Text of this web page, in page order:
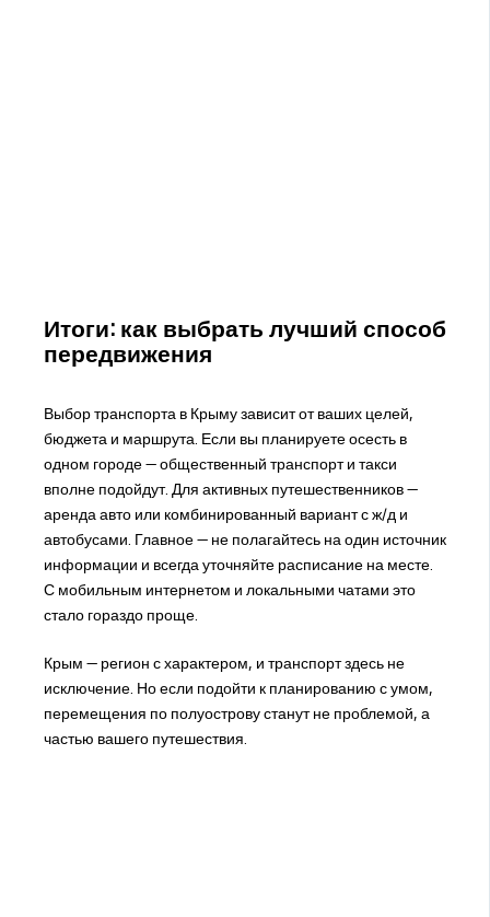
Итоги: как выбрать лучший способ
передвижения
Выбор транспорта в Крыму зависит от ваших целей,
бюджета и маршрута. Если вы планируете осесть в
одном городе — общественный транспорт и такси
вполне подойдут. Для активных путешественников —
аренда авто или комбинированный вариант с ж/д и
автобусами. Главное — не полагайтесь на один источник
информации и всегда уточняйте расписание на месте.
С мобильным интернетом и локальными чатами это
стало гораздо проще.
Крым — регион с характером, и транспорт здесь не
исключение. Но если подойти к планированию с умом,
перемещения по полуострову станут не проблемой, а
частью вашего путешествия.